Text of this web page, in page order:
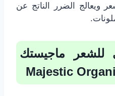
ويعالج الضرر الناتج عن
للشعر ماجيستك
Majestic